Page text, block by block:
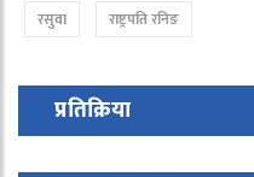
रसुवा राष्ट्रपति रनिङ
प्रतिक्रिया